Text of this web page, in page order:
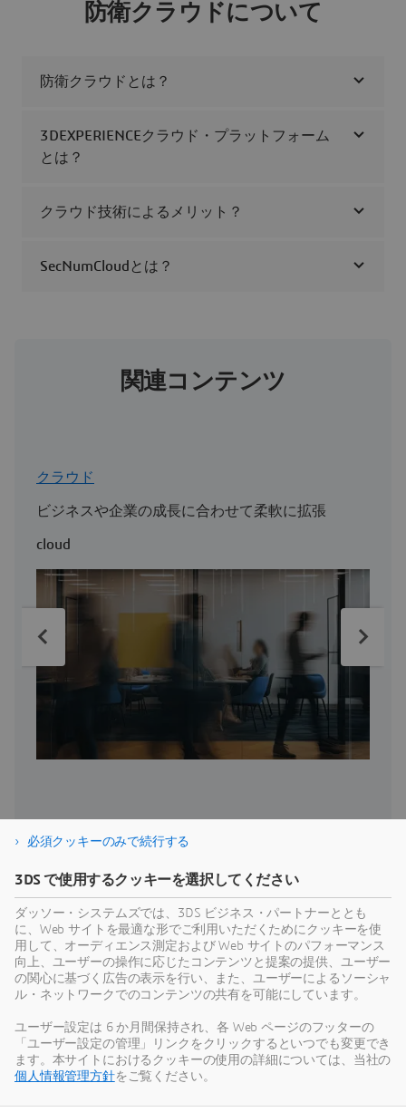
防衛クラウドについて
防衛クラウドとは？
3DEXPERIENCEクラウド・プラットフォーム
とは？
クラウド技術によるメリット？
SecNumCloudとは？
関連コンテンツ
クラウド
ビジネスや企業の成長に合わせて柔軟に拡張
cloud
インダストリー・ソリューショ
ン・エクスペリエンスの詳細
Win more business by transforming
SOLUTION
必須クッキーのみで続行する
3DS で使用するクッキーを選択してください
ダッソー・システムズでは、3DS ビジネス・パートナーととも
に、Web サイトを最適な形でご利用いただくためにクッキーを使
用して、オーディエンス測定および Web サイトのパフォーマンス
向上、ユーザーの操作に応じたコンテンツと提案の提供、ユーザー
の関心に基づく広告の表示を行い、また、ユーザーによるソーシャ
ル・ネットワークでのコンテンツの共有を可能にしています。
ユーザー設定は 6 か月間保持され、各 Web ページのフッターの
「ユーザー設定の管理」リンクをクリックするといつでも変更でき
ます。本サイトにおけるクッキーの使用の詳細については、当社の
個人情報管理方針をご覧ください。